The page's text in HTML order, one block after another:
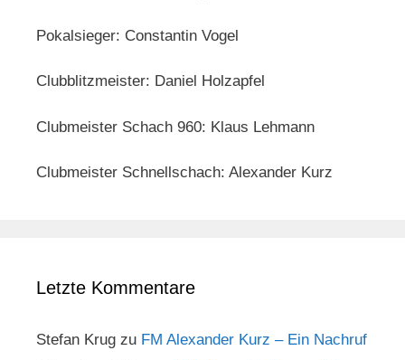
Pokalsieger: Constantin Vogel
Clubblitzmeister: Daniel Holzapfel
Clubmeister Schach 960: Klaus Lehmann
Clubmeister Schnellschach: Alexander Kurz
Letzte Kommentare
Stefan Krug zu FM Alexander Kurz – Ein Nachruf